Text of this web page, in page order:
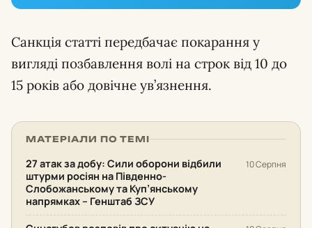
Санкція статті передбачає покарання у
вигляді позбавлення волі на строк від 10 до
15 років або довічне ув’язнення.
МАТЕРІАЛИ ПО ТЕМІ
27 атак за добу: Сили оборони відбили
штурми росіян на Південно-
Слобожанському та Куп’янському
напрямках – Генштаб ЗСУ
10 Серпня